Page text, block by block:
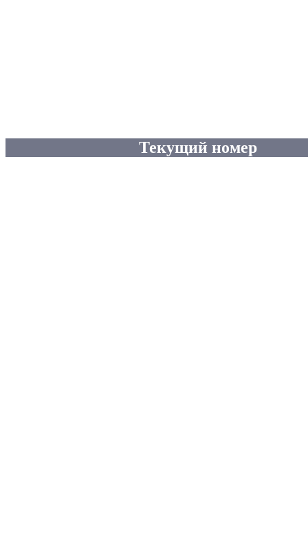
Текущий номер